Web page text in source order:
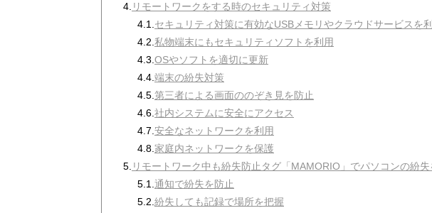
4. リモートワークをする時のセキュリティ対策
4.1.セキュリティ対策に有効なUSBメモリやクラウドサービスを
4.2.私物端末にもセキュリティソフトを利用
4.3.OSやソフトを適切に更新
4.4.端末の紛失対策
4.5.第三者による画面ののぞき見を防止
4.6.社内システムに安全にアクセス
4.7.安全なネットワークを利用
4.8.家庭内ネットワークを保護
5. リモートワーク中も紛失防止タグ「MAMORIO」でパソコンの紛失
5.1.通知で紛失を防止
5.2.紛失しても記録で場所を把握